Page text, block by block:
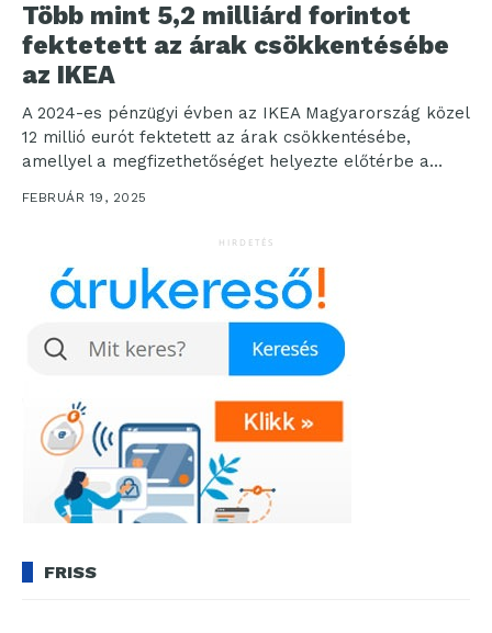
Több mint 5,2 milliárd forintot
fektetett az árak csökkentésébe
az IKEA
A 2024-es pénzügyi évben az IKEA Magyarország közel
12 millió eurót fektetett az árak csökkentésébe,
amellyel a megfizethetőséget helyezte előtérbe a
nyereséggel szemben....
FEBRUÁR 19, 2025
HIRDETÉS
FRISS